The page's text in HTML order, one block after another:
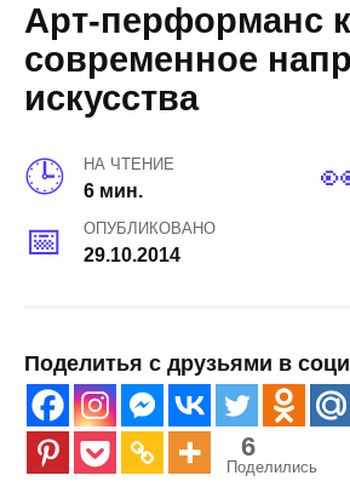
Арт-перформанс
современное
искусства
НА ЧТЕНИЕ
6 мин.
ОПУБЛИКОВАНО
29.10.2014
Поделитья с друзьями в
6
Поделились